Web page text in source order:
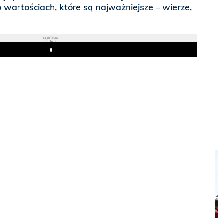
wartościach, które są najważniejsze – wierze,
REKLAMA
Play